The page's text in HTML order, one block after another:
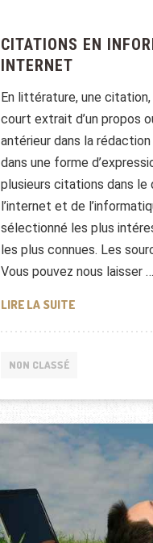
CITATIONS EN
INTERNET
En littérature, une citation,
court extrait d’un propos
antérieur dans la
dans une forme
plusieurs citations dans le
l’internet et de
sélectionné les plus
les plus connues. Les
Vous pouvez nous laisser …
LIRE LA SUITECITATIONS EN
NON CLASSÉ